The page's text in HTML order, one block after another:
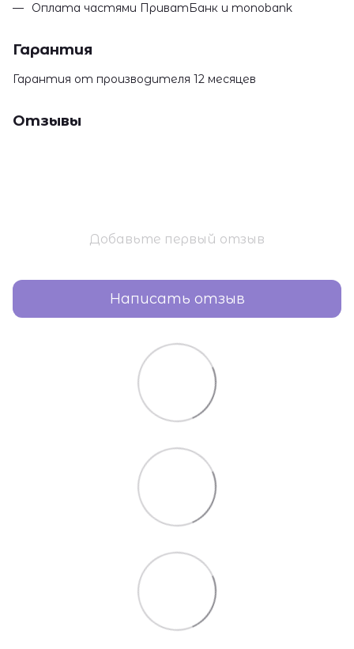
Оплата частями ПриватБанк и monobank
Гарантия
Гарантия от производителя 12 месяцев
Отзывы
Добавьте первый отзыв
Написать отзыв